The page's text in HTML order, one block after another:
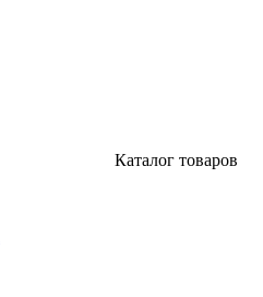
Каталог товаров